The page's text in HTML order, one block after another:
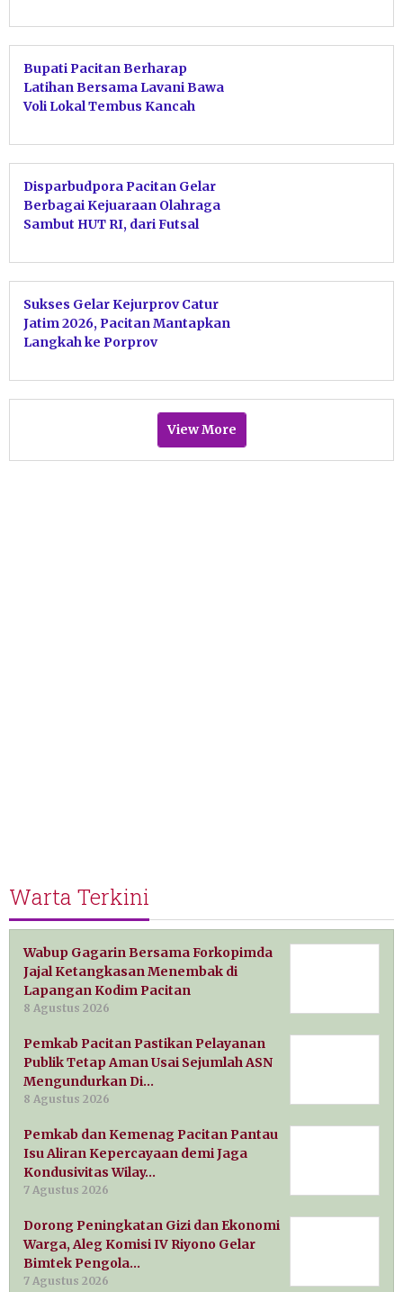
Bupati Pacitan Berharap
Latihan Bersama Lavani Bawa
Voli Lokal Tembus Kancah
Disparbudpora Pacitan Gelar
Berbagai Kejuaraan Olahraga
Sambut HUT RI, dari Futsal
2026
Sukses Gelar Kejurprov Catur
Jatim 2026, Pacitan Mantapkan
Langkah ke Porprov
View More
Warta Terkini
Wabup Gagarin Bersama Forkopimda
Jajal Ketangkasan Menembak di
Lapangan Kodim Pacitan
8 Agustus 2026
Pemkab Pacitan Pastikan Pelayanan
Publik Tetap Aman Usai Sejumlah ASN
Mengundurkan Di…
8 Agustus 2026
Pemkab dan Kemenag Pacitan Pantau
Isu Aliran Kepercayaan demi Jaga
Kondusivitas Wilay…
7 Agustus 2026
Dorong Peningkatan Gizi dan Ekonomi
Warga, Aleg Komisi IV Riyono Gelar
Bimtek Pengola…
7 Agustus 2026